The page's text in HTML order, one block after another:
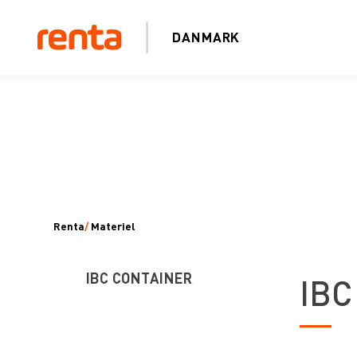
DANMARK
Renta/ Materiel
IBC CONTAINER